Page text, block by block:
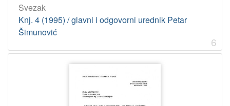
Svezak
Knj. 4 (1995) / glavni i odgovorni urednik Petar
Šimunović
6